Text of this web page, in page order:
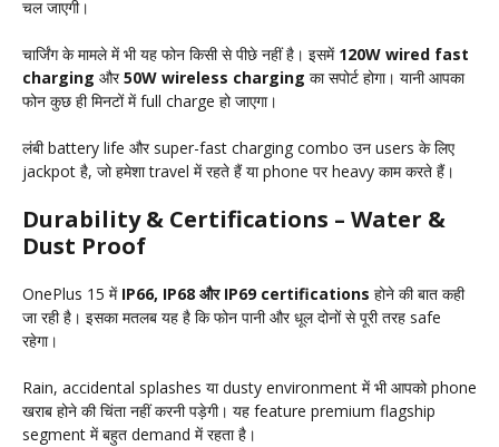
चल जाएगी।
चार्जिंग के मामले में भी यह फोन किसी से पीछे नहीं है। इसमें 120W wired fast
charging और50W wireless charging का सपोर्ट होगा। यानी आपका
फोन कुछ ही मिनटों में full charge हो जाएगा।
लंबी battery life और super-fast charging combo उन users के लिए
jackpot है, जो हमेशा travel में रहते हैं या phone पर heavy काम करते हैं।
Durability & Certifications – Water &
Dust Proof
OnePlus 15 में IP66, IP68 और IP69 certifications होने की बात कही
जा रही है। इसका मतलब यह है कि फोन पानी और धूल दोनों से पूरी तरह safe
रहेगा।
Rain, accidental splashes या dusty environment में भी आपको phone
खराब होने की चिंता नहीं करनी पड़ेगी। यह feature premium flagship
segment में बहुत demand में रहता है।